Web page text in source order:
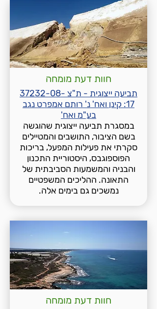
חוות דעת מומחה
תביעה ייצוגית - ת"צ 37232-08-
17: קינן ואח' נ' רותם אמפרט נגב
בע"מ ואח'
במסגרת תביעה ייצוגית שהוגשה
בשם הציבור, התושבים והמטיילים
סקרתי את פעילות המפעל, בריכות
הפוספוגבס, היסטוריית התכנון
והבניה והמשמעות הסביבתית של
התאונה. ההליכים המשפטיים
נמשכים גם בימים אלה.
חוות דעת מומחה